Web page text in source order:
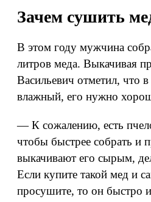
Зачем сушить
В этом году мужчина
литров меда. Выкачивая
Васильевич отметил, что
влажный, его нужно
— К сожалению, есть
чтобы быстрее собрать и
выкачивают его сырым,
Если купите такой мед и
просушите, то он быстро